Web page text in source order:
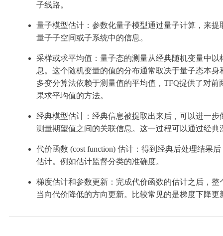
子线路。
量子模型估计：参数化量子模型通过量子计算，来提
量子子空间或子系统中的信息。
采样或求平均值：量子态的测量从经典随机变量中以
息。这个随机变量的值的分布通常取决于量子态本身
多变分算法依赖于测量值的平均值，TFQ提供了对前
果求平均值的方法。
经典模型估计：经典信息被提取出来后，可以进一步
测量期望值之间的关联信息。这一过程可以通过经典
代价函数 (cost function) 估计：得到经典后处理结果
估计。例如估计监督分类的准确度。
梯度估计和参数更新：完成代价函数的估计之后，整
当向代价降低的方向更新。比较常见的是梯度下降更